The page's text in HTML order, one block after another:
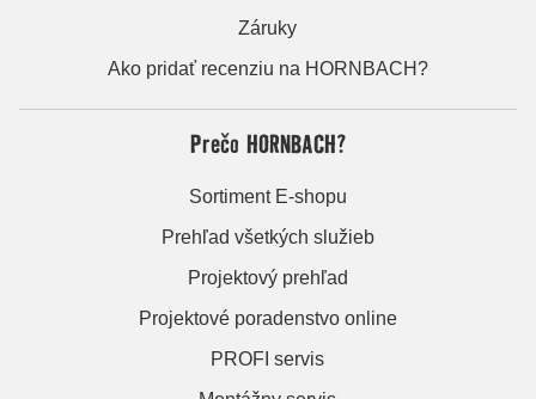
Záruky
Ako pridať recenziu na HORNBACH?
Prečo HORNBACH?
Sortiment E-shopu
Prehľad všetkých služieb
Projektový prehľad
Projektové poradenstvo online
PROFI servis